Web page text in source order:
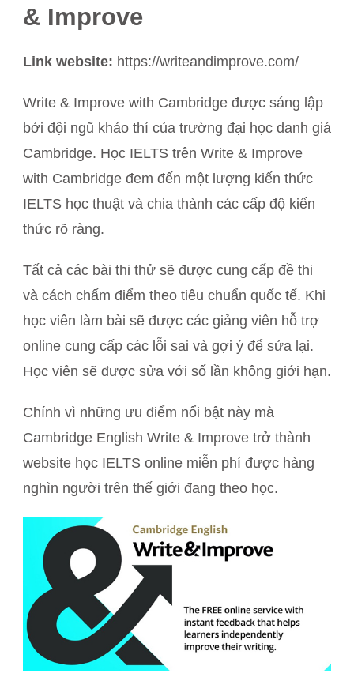
& Improve
Link website: https://writeandimprove.com/
Write & Improve with Cambridge được sáng lập
bởi đội ngũ khảo thí của trường đại học danh giá
Cambridge. Học IELTS trên Write & Improve
with Cambridge đem đến một lượng kiến thức
IELTS học thuật và chia thành các cấp độ kiến
thức rõ ràng.
Tất cả các bài thi thử sẽ được cung cấp đề thi
và cách chấm điểm theo tiêu chuẩn quốc tế. Khi
học viên làm bài sẽ được các giảng viên hỗ trợ
online cung cấp các lỗi sai và gợi ý để sửa lại.
Học viên sẽ được sửa với số lần không giới hạn.
Chính vì những ưu điểm nổi bật này mà
Cambridge English Write & Improve trở thành
website học IELTS online miễn phí được hàng
nghìn người trên thế giới đang theo học.